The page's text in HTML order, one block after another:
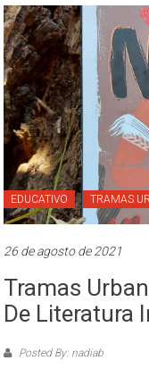
que
tem
como
objeto
permanente
de
estudo
cidade
de
São
Paulo,
os
aspectos
cidade
EDUCATIVO TRAMAS
26 de agosto de 2021
Tramas
De Literatura
Posted By: nadiab